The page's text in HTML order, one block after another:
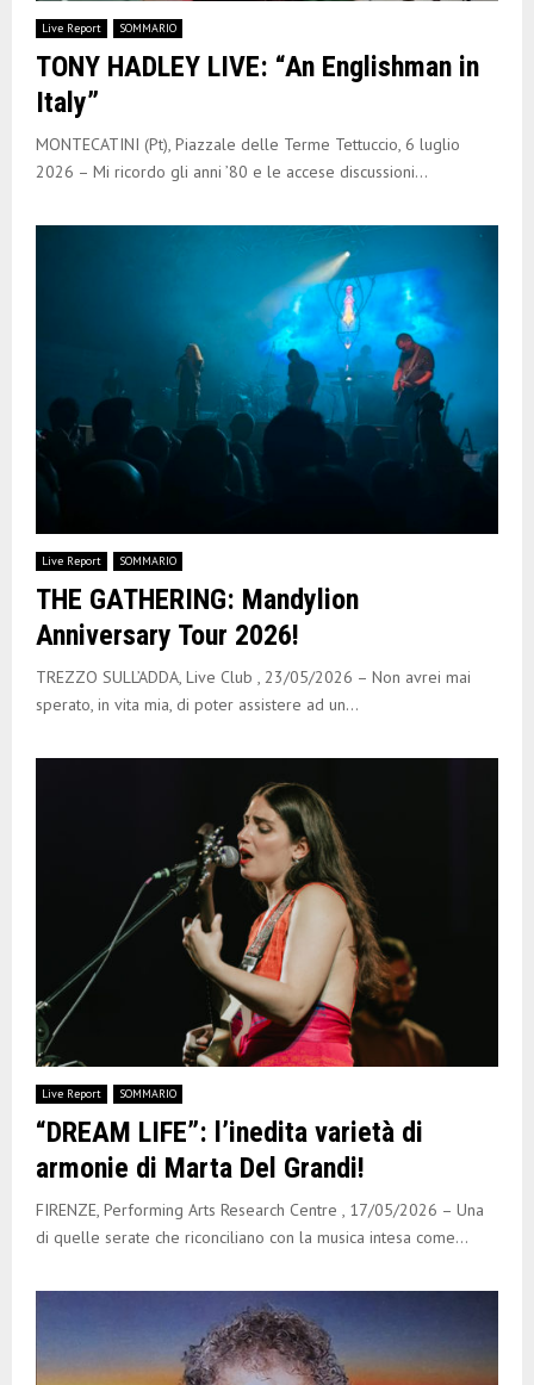
Live Report SOMMARIO
TONY HADLEY LIVE: “An Englishman in
Italy”
MONTECATINI (Pt), Piazzale delle Terme Tettuccio, 6 luglio
2026 – Mi ricordo gli anni ’80 e le accese discussioni...
Live Report SOMMARIO
THE GATHERING: Mandylion
Anniversary Tour 2026!
TREZZO SULL’ADDA, Live Club , 23/05/2026 – Non avrei mai
sperato, in vita mia, di poter assistere ad un...
Live Report SOMMARIO
“DREAM LIFE”: l’inedita varietà di
armonie di Marta Del Grandi!
FIRENZE, Performing Arts Research Centre , 17/05/2026 – Una
di quelle serate che riconciliano con la musica intesa come...